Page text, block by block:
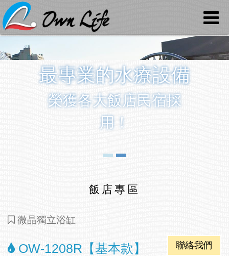
最專業的水療設備
榮獲各大飯店民宿採
用！
飯店專區
微晶獨立浴缸
OW-1208R【基本款】 聯絡我們